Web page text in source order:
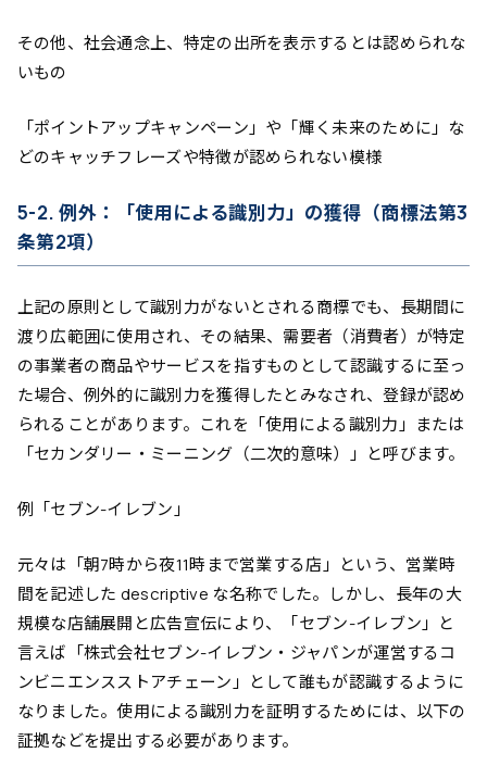
その他、社会通念上、特定の出所を表示するとは認められな
いもの
「ポイントアップキャンペーン」や「輝く未来のために」な
どのキャッチフレーズや特徴が認められない模様
5-2. 例外：「使用による識別力」の獲得（商標法第3
条第2項）
上記の原則として識別力がないとされる商標でも、長期間に
渡り広範囲に使用され、その結果、需要者（消費者）が特定
の事業者の商品やサービスを指すものとして認識するに至っ
た場合、例外的に識別力を獲得したとみなされ、登録が認め
られることがあります。これを「使用による識別力」または
「セカンダリー・ミーニング（二次的意味）」と呼びます。
例「セブン-イレブン」
元々は「朝7時から夜11時まで営業する店」という、営業時
間を記述した descriptive な名称でした。しかし、長年の大
規模な店舗展開と広告宣伝により、「セブン-イレブン」と
言えば「株式会社セブン-イレブン・ジャパンが運営するコ
ンビニエンスストアチェーン」として誰もが認識するように
なりました。使用による識別力を証明するためには、以下の
証拠などを提出する必要があります。